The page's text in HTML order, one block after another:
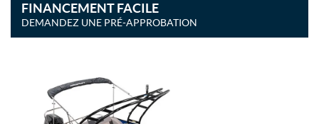
FINANCEMENT FACILE
DEMANDEZ UNE PRÉ-APPROBATION